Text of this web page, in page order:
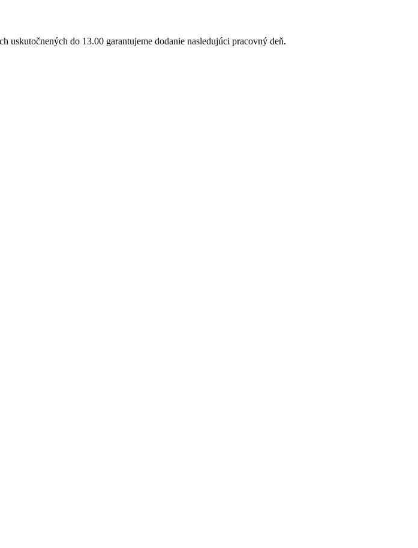
do 13.00 garantujeme dodanie nasledujúci pracovný deň.